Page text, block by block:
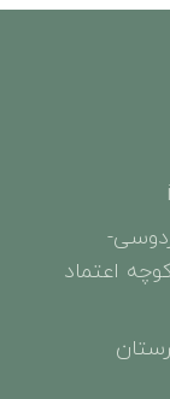
اعتماد